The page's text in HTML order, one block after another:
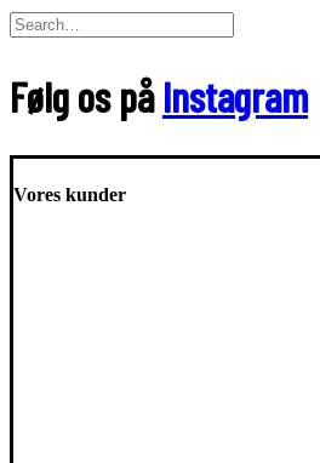
Følg os påInstagram
Vores kunder